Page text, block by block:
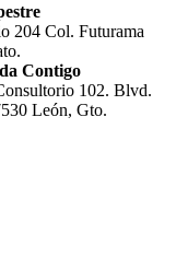
204 Col. Futurama
Contigo
102. Blvd.
León, Gto.